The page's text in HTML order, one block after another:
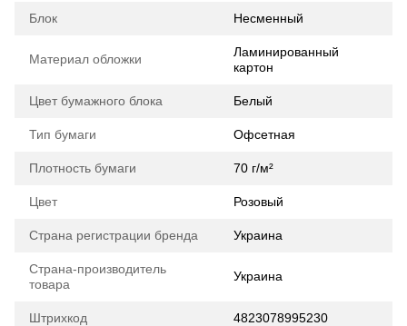
Блок Несменный
Материал обложки
Ламинированный
картон
Цвет бумажного блока Белый
Тип бумаги Офсетная
Плотность бумаги 70 г/м²
Цвет Розовый
Страна регистрации бренда Украина
Страна-производитель
товара
Украина
Штрихкод 4823078995230